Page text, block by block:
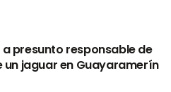
presunto responsable de
un jaguar en Guayaramerín